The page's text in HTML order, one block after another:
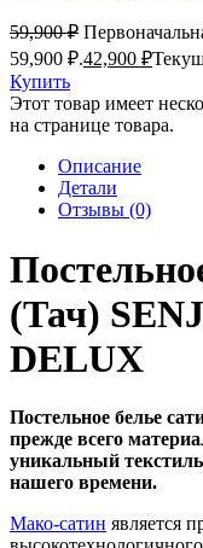
59,900₽
59,900 ₽.42,900 ₽
Купить
Этот товар имеет
на странице товара.
Описание
Детали
Отзывы (0)
(Тач)
DELUX
Постельное белье
прежде всего
уникальный
нашего времени.
Мако-сатин является